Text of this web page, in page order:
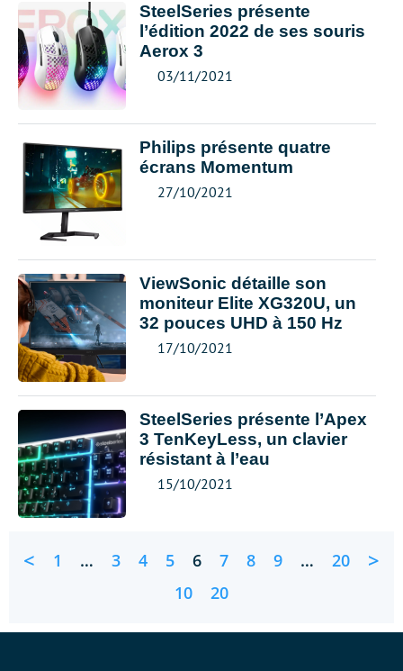
SteelSeries présente
l’édition 2022 de ses souris
Aerox 3
03/11/2021
Philips présente quatre
écrans Momentum
27/10/2021
ViewSonic détaille son
moniteur Elite XG320U, un
32 pouces UHD à 150 Hz
17/10/2021
SteelSeries présente l’Apex
3 TenKeyLess, un clavier
résistant à l’eau
15/10/2021
< 1 … 3 4 5 6 7 8 9 … 20 >
10 20